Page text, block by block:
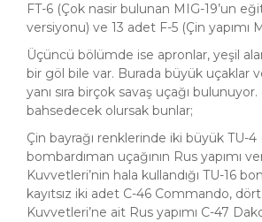
FT-6 (Çok nasir bulunan MIG-19’un
versiyonu) ve 13 adet F-5 (Çin yapımı
Üçüncü bölümde ise apronlar, yeşil
bir göl bile var. Burada büyük uçaklar
yanı sıra birçok savaş uçağı
bahsedecek olursak bunlar;
Çin bayrağı renklerinde iki büyük TU-4
bombardıman uçağının Rus yapımı
Kuvvetleri’nin hala kullandığı TU-16
kayıtsız iki adet C-46 Commando,
Kuvvetleri’ne ait Rus yapımı C-47